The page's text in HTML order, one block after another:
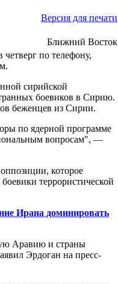
Версия для печати
Ближний Восток
по телефону,
сирийской
боевиков в Сирию.
беженцев из Сирии.
по ядерной программе
вопросам", —
которое
террористической
Ирана доминировать
Аравию и страны
Эрдоган на пресс-